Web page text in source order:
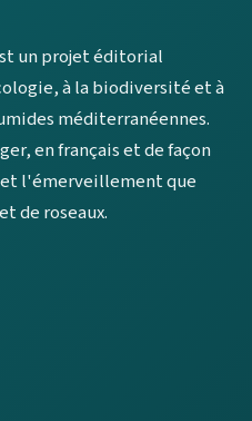
un projet éditorial
à la biodiversité et à
méditerranéennes.
en français et de façon
et l'émerveillement que
de roseaux.